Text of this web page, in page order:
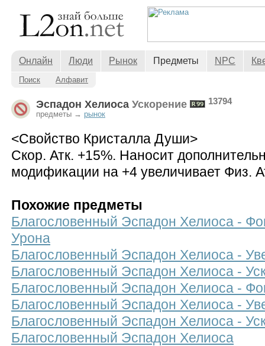
Онлайн Люди Рынок Предметы NPC
Поиск Алфавит
Эспадон Хелиоса Ускорение 13794
предметы → рынок
<Свойство Кристалла Души>
Скор. Атк. +15%. Наносит
модификации на +4 увеличивает Физ.
Похожие предметы
Благословенный Эспадон Хелиоса -
Урона
Благословенный Эспадон Хелиоса -
Благословенный Эспадон Хелиоса -
Благословенный Эспадон Хелиоса -
Благословенный Эспадон Хелиоса -
Благословенный Эспадон Хелиоса -
Благословенный Эспадон Хелиоса